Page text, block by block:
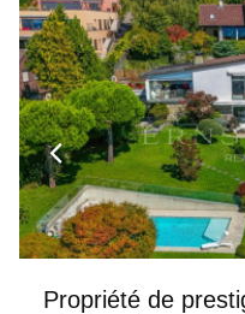
Propriété de